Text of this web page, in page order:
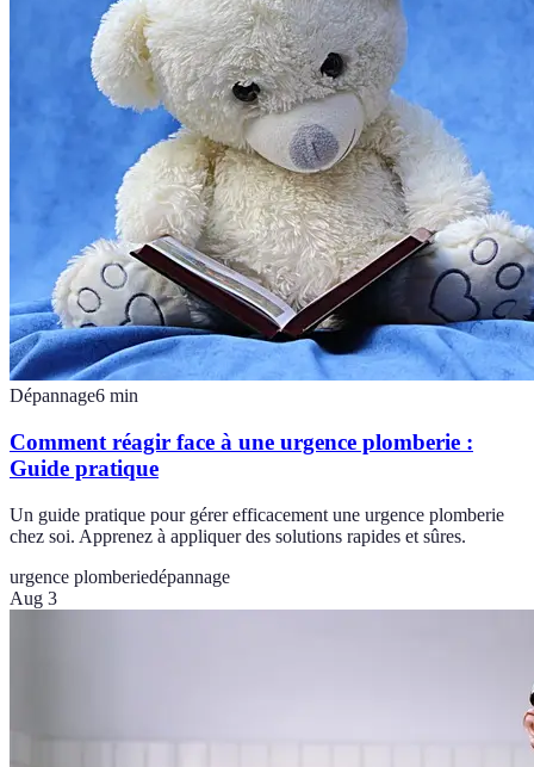
Dépannage6 min
Comment réagir face à une urgence plomberie :
Guide pratique
Un guide pratique pour gérer efficacement une urgence plomberie
chez soi. Apprenez à appliquer des solutions rapides et sûres.
urgence plomberiedépannage
Aug 3